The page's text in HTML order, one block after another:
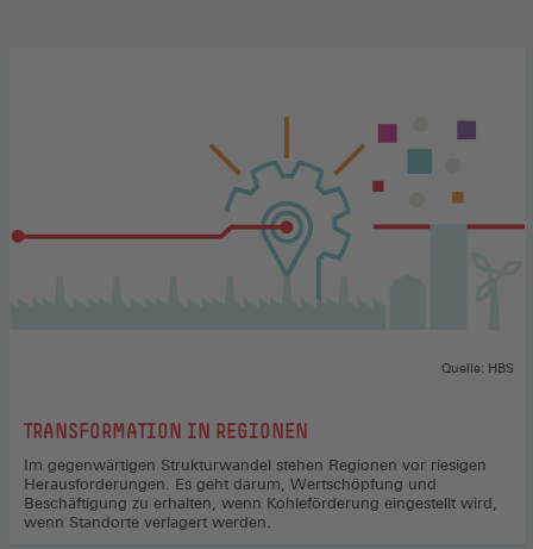
:
TRANSFORMATION IN REGIONEN
Quelle: HBS
Im gegenwärtigen Strukturwandel stehen Regionen vor riesigen
Herausforderungen. Es geht darum, Wertschöpfung und
Beschäftigung zu erhal­ten, wenn Kohleförderung eingestellt wird,
wenn Standorte verlagert werden.